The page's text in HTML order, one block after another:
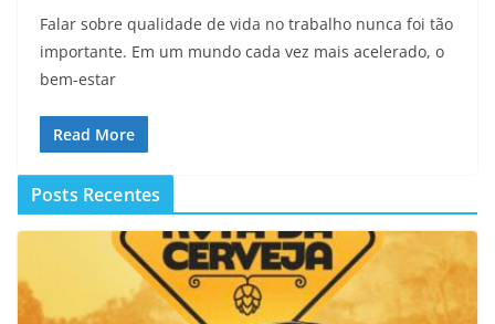
Falar sobre qualidade de vida no trabalho nunca foi tão
importante. Em um mundo cada vez mais acelerado, o
bem-estar
Read More
Posts Recentes